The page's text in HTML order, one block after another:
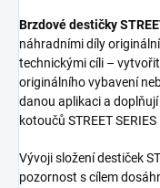
Brzdové destičky
náhradními díly
technickými cíli –
originálního vybavení
danou aplikaci a
kotoučů STREET SERIES
Vývoji složení destiček
pozornost s cílem